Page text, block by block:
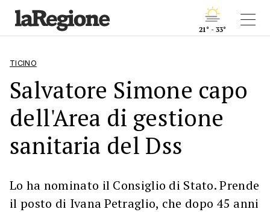
21° - 33°
TICINO
Salvatore Simone capo
dell'Area di gestione
sanitaria del Dss
Lo ha nominato il Consiglio di Stato. Prende
il posto di Ivana Petraglio, che dopo 45 anni